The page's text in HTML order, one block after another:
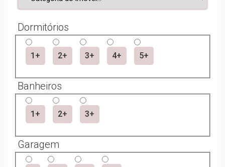
Dormitórios
1+ 2+ 3+ 4+ 5+
Banheiros
1+ 2+ 3+
Garagem